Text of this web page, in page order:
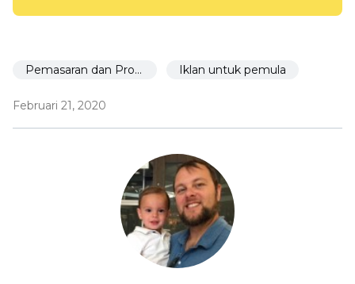
Pemasaran dan Promosi Iklan untuk pemula
Februari 21, 2020